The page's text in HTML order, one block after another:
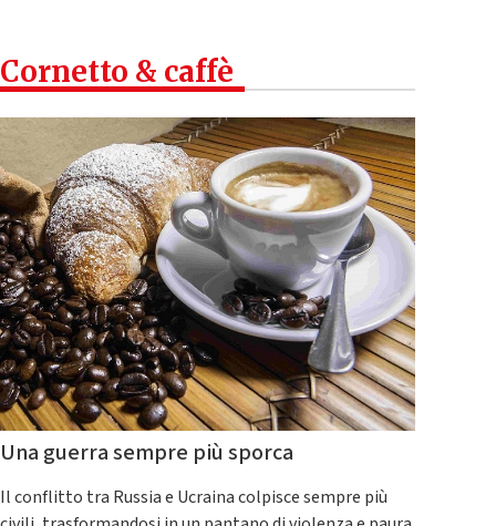
Cornetto & caffè
Una guerra sempre più sporca
Il conflitto tra Russia e Ucraina colpisce sempre più